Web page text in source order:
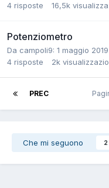
4 risposte 16,5k
Potenziometro
Da campoli9: 1 maggio 2019
4 risposte 2k
PREC
Che mi seguono 2